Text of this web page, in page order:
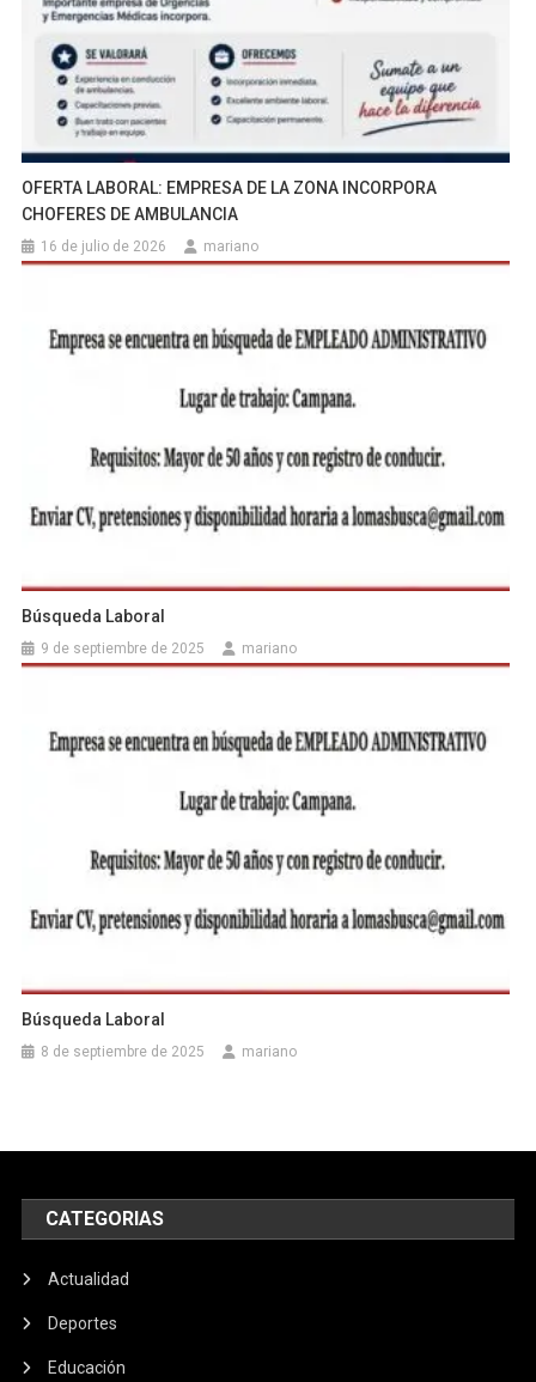
OFERTA LABORAL: EMPRESA DE LA ZONA INCORPORA
CHOFERES DE AMBULANCIA
16 de julio de 2026 mariano
Búsqueda Laboral
9 de septiembre de 2025 mariano
Búsqueda Laboral
8 de septiembre de 2025 mariano
CATEGORIAS
Actualidad
Deportes
Educación